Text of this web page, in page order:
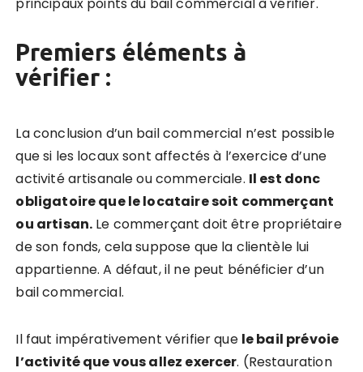
Premiers éléments à
vérifier :
La conclusion d’un bail commercial n’est possible
que si les locaux sont affectés à l’exercice d’une
activité artisanale ou commerciale. Il est donc
obligatoire que le locataire soit commerçant
ou artisan. Le commerçant doit être propriétaire
de son fonds, cela suppose que la clientèle lui
appartienne. A défaut, il ne peut bénéficier d’un
bail commercial.
Il faut impérativement vérifier que le bail prévoie
l’activité que vous allez exercer. (Restauration